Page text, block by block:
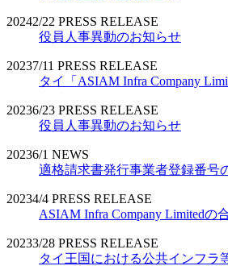
20242/22 PRESS RELEASE
役員人事異動のお知らせ
20237/11 PRESS RELEASE
タイ「ASIAM Infra Company
20236/23 PRESS RELEASE
役員人事異動のお知らせ
20236/1 NEWS
適格請求書発行事業者登録番号
20234/4 PRESS RELEASE
ASIAM Infra Company Limitedの
20233/28 PRESS RELEASE
タイ王国における公共インフラ